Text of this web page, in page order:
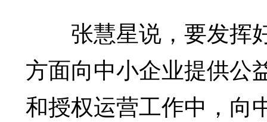
张慧星说，要发挥
方面向中小企业提供公
和授权运营工作中，向